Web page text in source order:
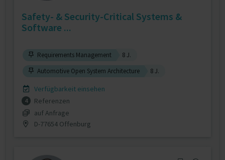
Safety- & Security-Critical Systems &
Software ...
Requirements Management
8 J.
Automotive Open System Architecture
8 J.
Verfügbarkeit einsehen
4
Referenzen
auf Anfrage
D-77654 Offenburg